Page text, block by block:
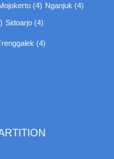
(4) Nganjuk (4)
Sidoarjo (4)
(4)